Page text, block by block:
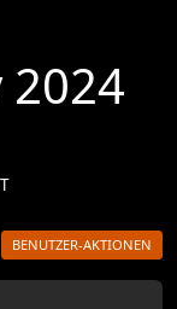
BENUTZER-AKTIONEN